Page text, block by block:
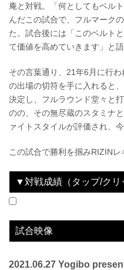
庵と対戦。「何としてもベル
んだこの試合で、フルマーク
た。試合後には「このベルト
て価値を高めていきます」と
その言葉通り、21年6月に行
の出場の切符を手に入れると
決定し、フルラウンド堂々と
のの、その無尽蔵のスタミナ
ァイトスタイルが評価され、
この試合で勝利を掴みRIZINレ
▼対戦成績（タップ/クリ
試合映像
2021.06.27 Yogibo